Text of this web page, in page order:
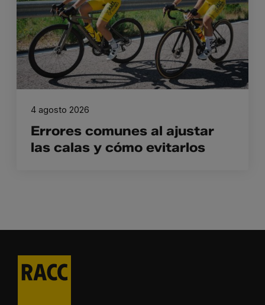
Errores comunes al ajustar
las calas y cómo evitarlos
4 agosto 2026